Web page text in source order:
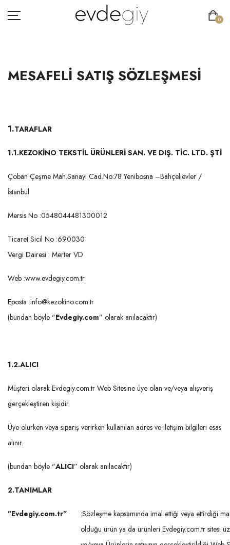
0
KADIN
ÇOCUK
HAKKIMIZDA
İLETIŞIM
MESAFELI SATIŞ SÖZLEŞMESI
1.TARAFLAR
1.1.KEZOKİNO TEKSTİL ÜRÜNLERİ SAN. VE DIŞ. TİC. LTD. ŞTİ
Çoban Çeşme Mah.Sanayi Cad.No:78 Yenibosna –Bahçelievler /
İstanbul
Mersis No :0548044481300012
Ticaret Sicil No :690030
Vergi Dairesi : Merter VD
Web :www.evdegiy.com.tr
Eposta :info@kezokino.com.tr
(bundan böyle "Evdegiy.com” olarak anılacaktır)
1.2.ALICI
Müşteri olarak Evdegiy.com.tr Web Sitesine üye olan ve/veya alışveriş
gerçekleştiren kişidir.
Üye olurken veya sipariş verirken kullanılan adres ve iletişim bilgileri esas
alınır.
(bundan böyle "ALICI” olarak anılacaktır)
2.TANIMLAR
"Evdegiy.com.tr”
:Sözleşme kapsamında imal ettiği veya ettirdiği
olduğu ürün ya da ürünleri Evdegiy.com.tr sitesi